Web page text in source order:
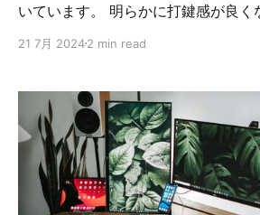
いています。 明らかに打鍵感が良くなり、音も静かにな
Razerのゲーミングマウスパッド
ーミングマウスパッド Gigantus V2
RZ02-03330500-R3M1posted with
Amazon 今までマウスパッドは使っていましたが、今回
初めてデスクマットを使ってみることに
はキーボードの打鍵感と打鍵音です。 前述の
Ergo68使っています。キースイッ
21 7月 20242 min read